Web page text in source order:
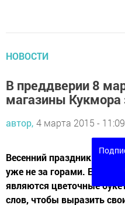
НОВОСТИ
В преддверии 8
магазины
автор, 4 марта 2015 - 11:09
Весенний праздник -
уже не за горами. Его
являются цветочные
слов, чтобы выразить